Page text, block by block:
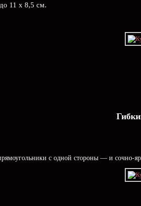
11 х 8,5 см.
с одной стороны — и сочно-